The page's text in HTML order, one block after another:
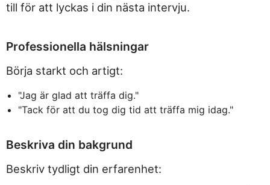
till för att lyckas i din nästa intervju.
Professionella hälsningar
Börja starkt och artigt:
"Jag är glad att träffa dig."
"Tack för att du tog dig tid att träffa mig idag."
Beskriva din bakgrund
Beskriv tydligt din erfarenhet: